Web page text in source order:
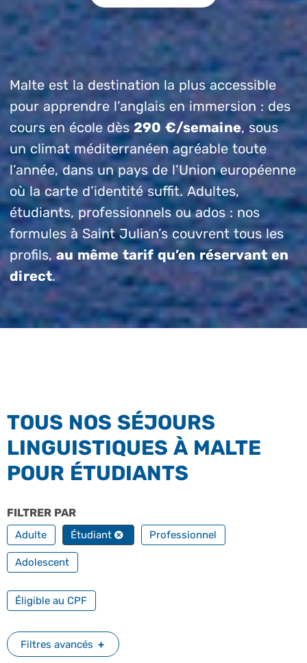
Malte est la destination la plus accessible
pour apprendre l’anglais en immersion : des
cours en école dès290 €/semaine, sous
un climat méditerranéen agréable toute
l’année, dans un pays de l’Union européenne
où la carte d’identité suffit. Adultes,
étudiants, professionnels ou ados : nos
formules à Saint Julian’s couvrent tous les
profils,au même tarif qu’en réservant en
direct.
TOUS NOS SÉJOURS
LINGUISTIQUES À MALTE
POUR ÉTUDIANTS
FILTRER PAR
Adulte Étudiant Professionnel
Adolescent
Éligible au CPF
Filtres avancés